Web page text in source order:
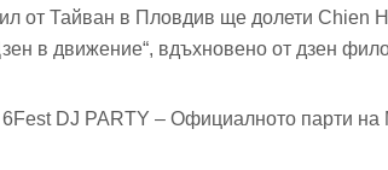
от Тайван в Пловдив ще долети Chien
в движение“, вдъхновено от дзен
DJ PARTY – Официалното парти